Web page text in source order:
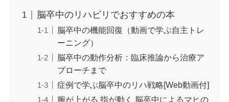
脳卒中のリハビリでおすすめの本
脳卒中の機能回復（動画で学ぶ自主トレ
ーニング）
脳卒中の動作分析：臨床推論から治療ア
プローチまで
症例で学ぶ脳卒中のリハ戦略[Web動画付]
腕が上がる 指が動く 脳卒中によるマヒの